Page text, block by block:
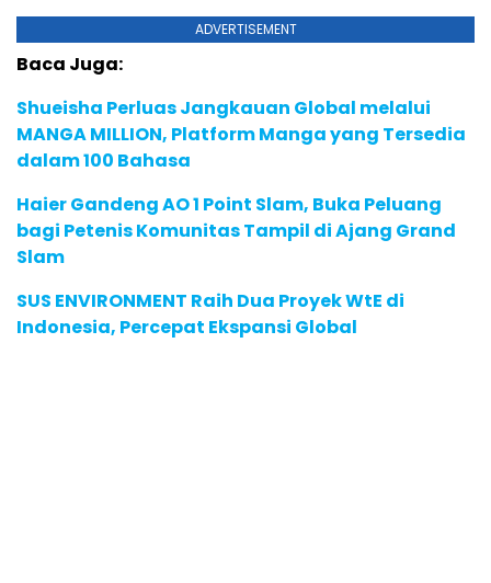
ADVERTISEMENT
Baca Juga:
Shueisha Perluas Jangkauan Global melalui
MANGA MILLION, Platform Manga yang Tersedia
dalam 100 Bahasa
Haier Gandeng AO 1 Point Slam, Buka Peluang
bagi Petenis Komunitas Tampil di Ajang Grand
Slam
SUS ENVIRONMENT Raih Dua Proyek WtE di
Indonesia, Percepat Ekspansi Global